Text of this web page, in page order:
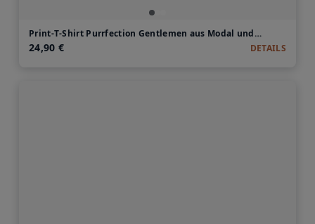
Print-T-Shirt Purrfection Gentlemen aus Modal und Baumwolle
24,90 € DETAILS